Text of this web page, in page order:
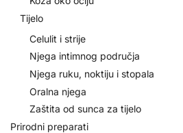
Tijelo
Celulit i strije
Njega intimnog područja
Njega ruku, noktiju i stopala
Oralna njega
Zaštita od sunca za tijelo
Prirodni preparati